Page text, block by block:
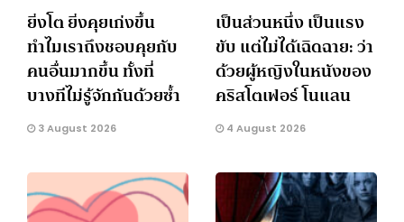
ยิ่งโต ยิ่งคุยเก่งขึ้น
ทำไมเราถึงชอบคุยกับ
คนอื่นมากขึ้น ทั้งที่
บางทีไม่รู้จักกันด้วยซ้ำ
3 August 2026
เป็นส่วนหนึ่ง เป็นแรง
ขับ แต่ไม่ได้เฉิดฉาย: ว่า
ด้วยผู้หญิงในหนังของ
คริสโตเฟอร์ โนแลน
4 August 2026